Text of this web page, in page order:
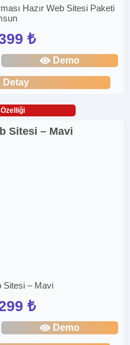
Hazır Web Sitesi Paketi
₺
Demo
Detay
Sitesi – Mavi
₺
Demo